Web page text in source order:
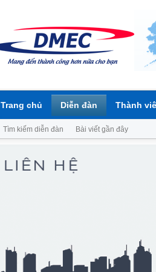
Trang chủ Diễn đàn
Tìm kiếm diễn đàn Bài viết gần đây
Thành